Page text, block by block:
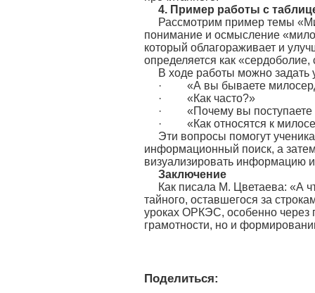
4. Пример работы с
Рассмотрим пример темы
понимание и осмысление
который облагораживает и
определяется как
В ходе работы можно задать
· «А вы бываете
· «Как часто?»
· «Почему вы поступаете
· «Как относятся к
Эти вопросы помогут
информационный поиск, а
визуализировать информацию
Заключение
Как писала М. Цветаева: «А
тайного, оставшегося за
уроках ОРКЭС, особенно через
грамотности, но и
Поделиться: